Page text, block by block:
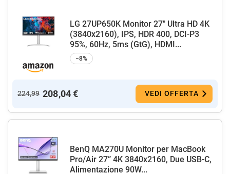
LG 27UP650K Monitor 27" Ultra HD 4K
(3840x2160), IPS, HDR 400, DCI-P3
95%, 60Hz, 5ms (GtG), HDMI...
−8%
224,99 208,04 € VEDI OFFERTA
BenQ MA270U Monitor per MacBook
Pro/Air 27” 4K 3840x2160, Due USB-C,
Alimentazione 90W...